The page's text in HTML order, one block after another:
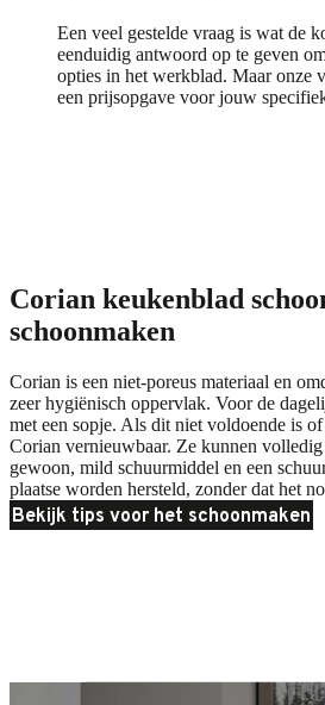
Een veel gestelde vraag is wat de
eenduidig antwoord op te geven
opties in het werkblad. Maar onze
een prijsopgave voor jouw
Corian keukenblad
schoonmaken
Corian is een niet-poreus materiaal en
zeer hygiënisch oppervlak. Voor de
met een sopje. Als dit niet voldoende is
Corian vernieuwbaar. Ze kunnen
gewoon, mild schuurmiddel en een
plaatse worden hersteld, zonder dat het
Bekijk tips voor het schoonmaken
Moodboard